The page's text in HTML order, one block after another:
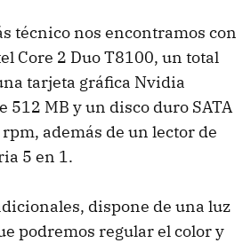
técnico nos encontramos con
Core 2 Duo T8100, un total
tarjeta gráfica Nvidia
512 MB y un disco duro SATA
además de un lector de
5 en 1.
dispone de una luz
podremos regular el color y